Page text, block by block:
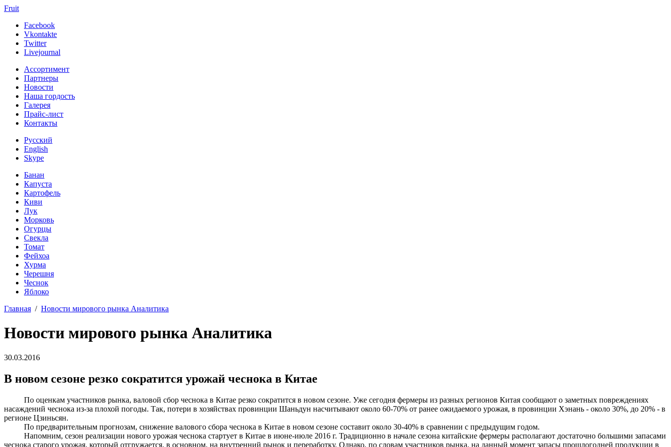
Fruit
Facebook
Vkontakte
Twitter
Livejournal
Ассортимент
Партнеры
Новости
Наша гордость
Галерея
Прайс-лист
Контакты
Русский
English
Skype
Банан
Капуста
Картофель
Киви
Лук
Морковь
Огурцы
Свекла
Томат
Фейхоа
Хурма
Черешня
Чеснок
Яблоко
Главная / Новости мирового рынка Аналитика
Новости мирового рынка Аналитика
30.03.2016
В новом сезоне резко сократится урожай чеснока в Китае
По оценкам участников рынка, валовой сбор чеснока в Китае резко сократится в новом сезоне. Уже сегодня фермеры из разных регионов Китая сообщают о заметных повреждениях
насаждений чеснока из-за плохой погоды. Так, потери в хозяйствах провинции Шаньдун насчитывают около 60-70% от ранее ожидаемого урожая, в провинции Хэнань - около 30%, до 20% - в
регионе Цзиньсян.
По предварительным прогнозам, снижение валового сбора чеснока в Китае в новом сезоне составит около 30-40% в сравнении с предыдущим годом.
Напомним, сезон реализации нового урожая чеснока стартует в Китае в июне-июле 2016 г. Традиционно в начале сезона китайские фермеры располагают достаточно большими запасами
чеснока старого урожая, который отгружается, в основном, на внутренний рынок и переработку. Однако, по словам участников рынка, на данный момент запасы прошлогодней продукции в